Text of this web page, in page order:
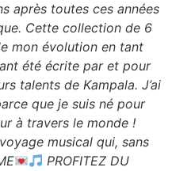
après toutes ces années
Cette collection de 6
mon évolution en tant
été écrite par et pour
talents de Kampala. J’ai
que je suis né pour
à travers le monde !
musical qui, sans
PROFITEZ DU